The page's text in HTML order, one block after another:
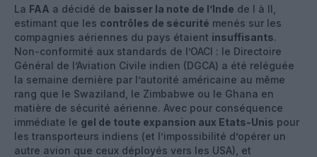
La FAA a décidé de baisser la note de l’Inde de I à II,
estimant que les contrôles de sécurité menés sur les
compagnies aériennes du pays étaient insuffisants.
Non-conformité aux standards de l’OACI : le Directoire
Général de l’Aviation Civile indien (DGCA) a été reléguée
la semaine dernière par l’autorité américaine au même
rang que le Swaziland, le Zimbabwe ou le Ghana en
matière de sécurité aérienne. Avec pour conséquence
immédiate le gel de toute expansion aux Etats-Unis pour
les transporteurs indiens (et l’impossibilité d’opérer un
autre avion que ceux déployés vers les USA), et